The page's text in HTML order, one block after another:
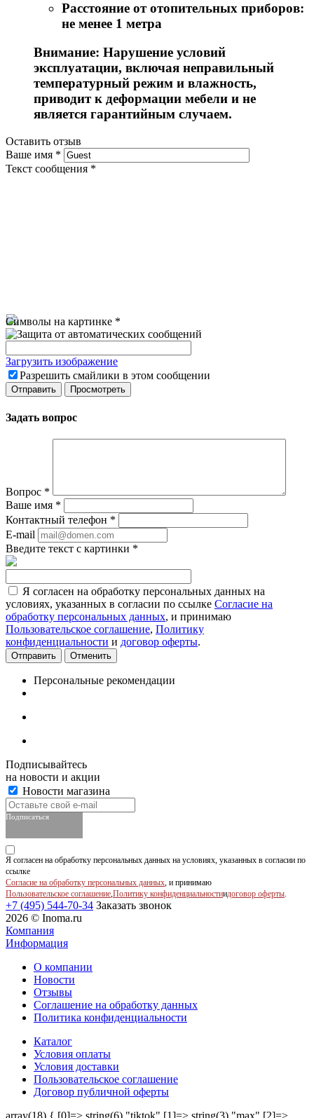
Расстояние от отопительных приборов:
не менее 1 метра
Внимание: Нарушение условий
эксплуатации, включая неправильный
температурный режим и влажность,
приводит к деформации мебели и не
является гарантийным случаем.
Оставить отзыв
Ваше имя *
Текст сообщения *
Символы на картинке *
Загрузить изображение
Разрешить смайлики в этом сообщении
Задать вопрос
Вопрос *
Ваше имя *
Контактный телефон *
E-mail
Введите текст с картинки *
Я согласен на обработку персональных данных на
условиях, указанных в согласии по ссылке Согласие на
обработку персональных данных, и принимаю
Пользовательское соглашение, Политику
конфиденциальности и договор оферты.
Отменить
Персональные рекомендации
Подписывайтесь
на новости и акции
Новости магазина
Подписаться
Я согласен на обработку персональных данных на условиях, указанных в согласии по
ссылке
Согласие на обработку персональных данных, и принимаю
Пользовательское соглашение,Политику конфиденциальностиидоговор оферты.
+7 (495) 544-70-34 Заказать звонок
2026 © Inoma.ru
Компания
Информация
О компании
Новости
Отзывы
Соглашение на обработку данных
Политика конфиденциальности
Каталог
Условия оплаты
Условия доставки
Пользовательское соглашение
Договор публичной оферты